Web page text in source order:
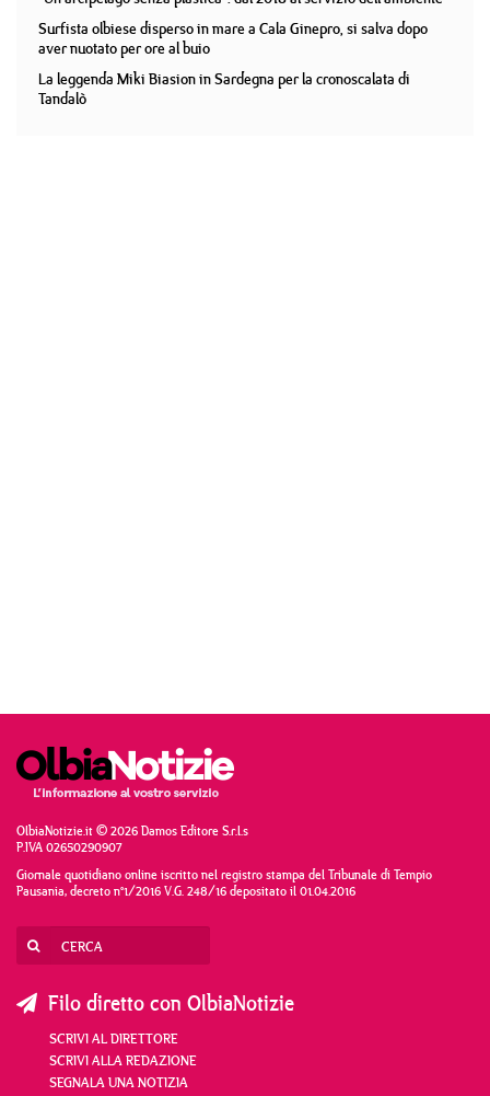
Surfista olbiese disperso in mare a Cala Ginepro, si salva dopo
aver nuotato per ore al buio
La leggenda Miki Biasion in Sardegna per la cronoscalata di
Tandalò
OlbiaNotizie.it © 2026 Damos Editore S.r.l.s
P.IVA 02650290907
Giornale quotidiano online iscritto nel registro stampa del Tribunale di Tempio
Pausania, decreto n°1/2016 V.G. 248/16 depositato il 01.04.2016
Filo diretto con OlbiaNotizie
SCRIVI AL DIRETTORE
SCRIVI ALLA REDAZIONE
SEGNALA UNA NOTIZIA